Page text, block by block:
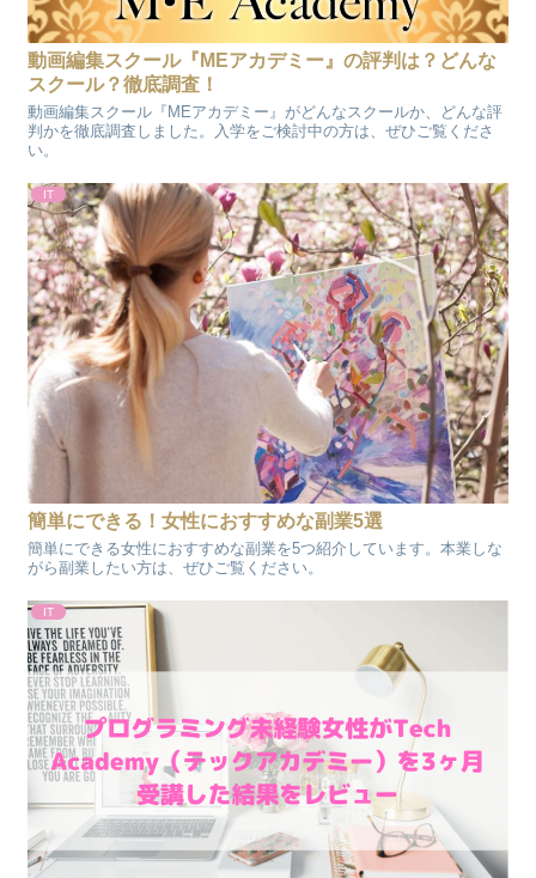
動画編集スクール『MEアカデミー』の評判は？どんな
スクール？徹底調査！
動画編集スクール『MEアカデミー』がどんなスクールか、どんな評
判かを徹底調査しました。入学をご検討中の方は、ぜひご覧くださ
い。
IT
簡単にできる！女性におすすめな副業5選
簡単にできる女性におすすめな副業を5つ紹介しています。本業しな
がら副業したい方は、ぜひご覧ください。
IT